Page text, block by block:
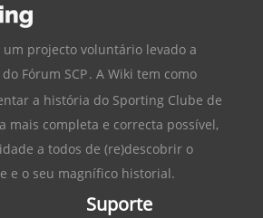
um projecto voluntário levado a
Fórum SCP. A Wiki tem como
a história do Sporting Clube de
mais completa e correcta possível,
a todos de (re)descobrir o
e o seu magnífico historial.
Suporte